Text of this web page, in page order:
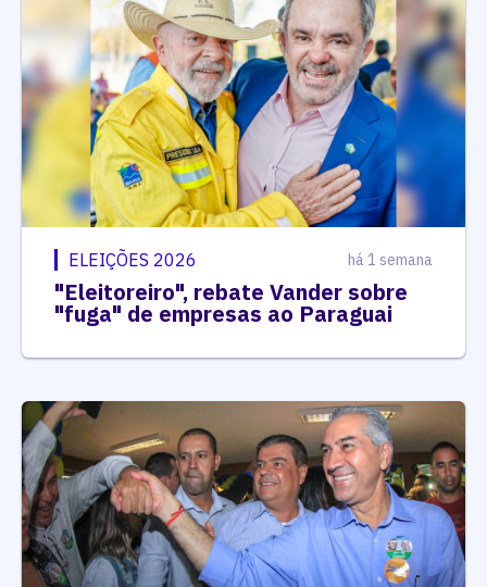
ELEIÇÕES 2026 há 1 semana
"Eleitoreiro", rebate Vander sobre
"fuga" de empresas ao Paraguai